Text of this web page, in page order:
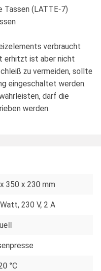
Tassen (LATTE-7)
verbraucht
erhitzt ist aber nicht
zu vermeiden, sollte
eingeschaltet werden.
darf die
werden.
350 x 230 mm
230 V, 2 A
°C